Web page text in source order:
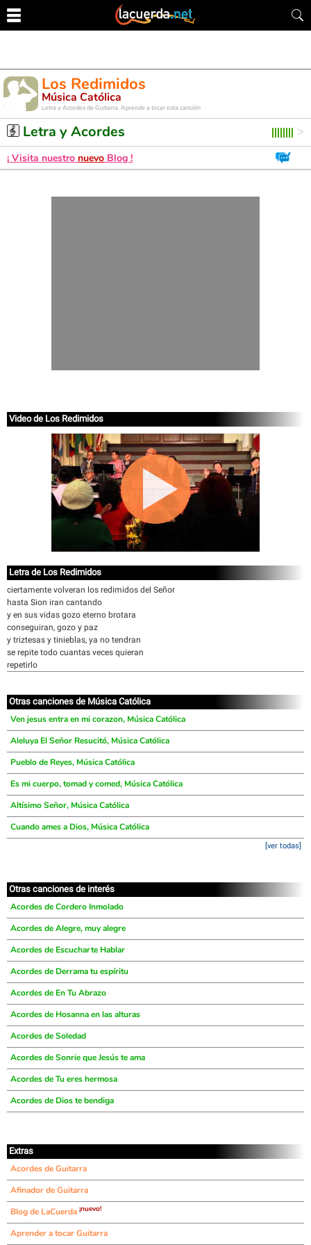
Los Redimidos
Música Católica
Letra y Acordes de Guitarra. Aprende a tocar esta canción
Letra y Acordes
¡ Visita nuestro nuevo Blog !
Video de Los Redimidos
Letra de Los Redimidos
ciertamente volveran los redimidos del Señor
hasta Sion iran cantando
y en sus vidas gozo eterno brotara
conseguiran, gozo y paz
y triztesas y tinieblas, ya no tendran
se repite todo cuantas veces quieran
repetirlo
Otras canciones de Música Católica
Ven jesus entra en mi corazon, Música Católica
Aleluya El Señor Resucitó, Música Católica
Pueblo de Reyes, Música Católica
Es mi cuerpo, tomad y comed, Música Católica
Altísimo Señor, Música Católica
Cuando ames a Dios, Música Católica
[ver todas]
Otras canciones de interés
Acordes de Cordero Inmolado
Acordes de Alegre, muy alegre
Acordes de Escucharte Hablar
Acordes de Derrama tu espíritu
Acordes de En Tu Abrazo
Acordes de Hosanna en las alturas
Acordes de Soledad
Acordes de Sonrie que Jesús te ama
Acordes de Tu eres hermosa
Acordes de Dios te bendiga
Extras
Acordes de Guitarra
Afinador de Guitarra
Blog de LaCuerda ¡nuevo!
Aprender a tocar Guitarra